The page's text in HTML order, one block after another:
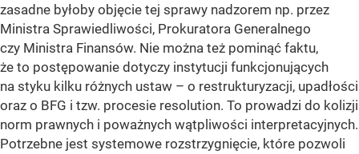
zasadne byłoby objęcie tej sprawy nadzorem np. przez
Ministra Sprawiedliwości, Prokuratora Generalnego
czy Ministra Finansów. Nie można też pominąć faktu,
że to postępowanie dotyczy instytucji funkcjonujących
na styku kilku różnych ustaw – o restrukturyzacji, upadłości
oraz o BFG i tzw. procesie resolution. To prowadzi do kolizji
norm prawnych i poważnych wątpliwości interpretacyjnych.
Potrzebne jest systemowe rozstrzygnięcie, które pozwoli